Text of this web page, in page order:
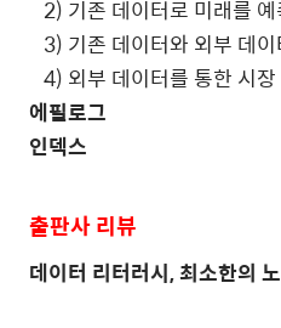
2) 기존 데이터로 미래를
3) 기존 데이터와 외부 데
4) 외부 데이터를 통한 시
에필로그
인덱스
출판사 리뷰
데이터 리터러시,최소한의